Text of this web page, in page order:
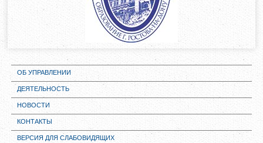
ОБ УПРАВЛЕНИИ
ДЕЯТЕЛЬНОСТЬ
НОВОСТИ
КОНТАКТЫ
ВЕРСИЯ ДЛЯ СЛАБОВИДЯЩИХ